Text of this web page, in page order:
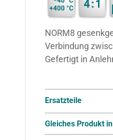
NORM8
Verbindung
Gefertigt in
Ersatzteile
Gleiches Produkt